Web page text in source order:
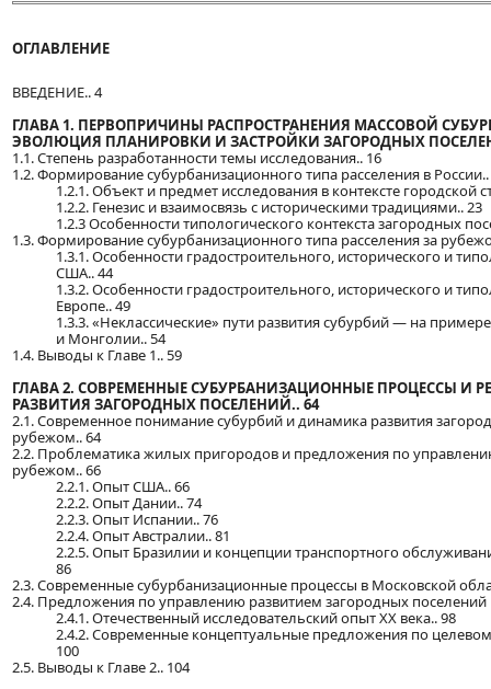
ОГЛАВЛЕНИЕ
ВВЕДЕНИЕ.. 4
ГЛАВА 1. ПЕРВОПРИЧИНЫ РАСПРОСТРАНЕНИЯ МАССОВОЙ
ЭВОЛЮЦИЯ ПЛАНИРОВКИ И ЗАСТРОЙКИ ЗАГОРОДНЫХ
1.1. Степень разработанности темы исследования.. 16
1.2. Формирование субурбанизационного типа расселения в России..
1.2.1. Объект и предмет исследования в контексте городской
1.2.2. Генезис и взаимосвязь с историческими традициями.. 23
1.2.3 Особенности типологического контекста загородных
1.3. Формирование субурбанизационного типа расселения за
1.3.1. Особенности градостроительного, исторического и
США.. 44
1.3.2. Особенности градостроительного, исторического и
Европе.. 49
1.3.3. «Неклассические» пути развития субурбий — на
и Монголии.. 54
1.4. Выводы к Главе 1.. 59
ГЛАВА 2. СОВРЕМЕННЫЕ СУБУРБАНИЗАЦИОННЫЕ ПРОЦЕССЫ И
РАЗВИТИЯ ЗАГОРОДНЫХ ПОСЕЛЕНИЙ.. 64
2.1. Современное понимание субурбий и динамика развития
рубежом.. 64
2.2. Проблематика жилых пригородов и предложения по
рубежом.. 66
2.2.1. Опыт США.. 66
2.2.2. Опыт Дании.. 74
2.2.3. Опыт Испании.. 76
2.2.4. Опыт Австралии.. 81
2.2.5. Опыт Бразилии и концепции транспортного
86
2.3. Современные субурбанизационные процессы в Московской
2.4. Предложения по управлению развитием загородных поселений
2.4.1. Отечественный исследовательский опыт XX века.. 98
2.4.2. Современные концептуальные предложения по
100
2.5. Выводы к Главе 2.. 104